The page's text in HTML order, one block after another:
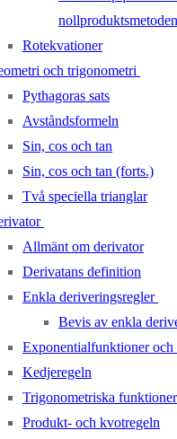
nollproduktsmetoden
Rotekvationer
och trigonometri
Pythagoras sats
Avståndsformeln
Sin, cos och tan
Sin, cos och tan (forts.)
Två speciella trianglar
Allmänt om derivator
Derivatans definition
Enkla deriveringsregler
Bevis av enkla
Exponentialfunktioner och
Kedjeregeln
Trigonometriska funktioner
Produkt- och kvotregeln